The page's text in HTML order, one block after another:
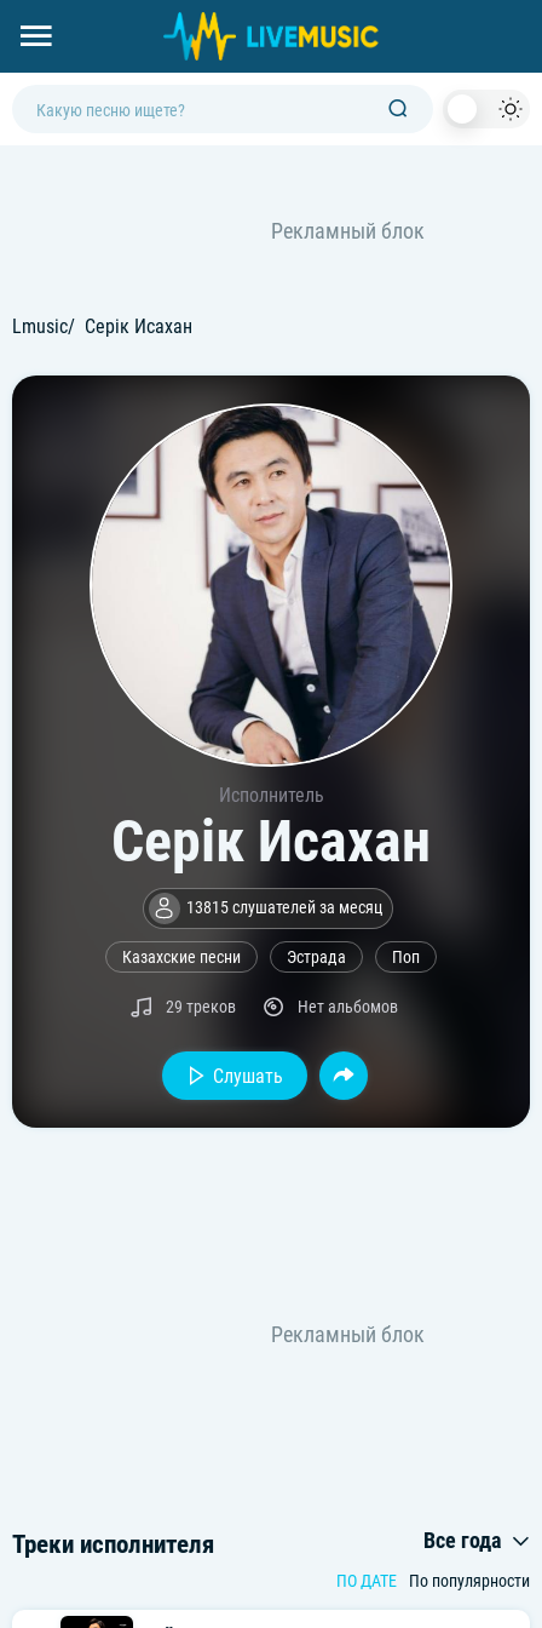
Lmusic Серік Исахан
Исполнитель
Серік Исахан
13815 слушателей за месяц
Казахские песни Эстрада Поп
29 треков Нет альбомов
Слушать
Треки исполнителя Все года
ПО ДАТЕ По популярности